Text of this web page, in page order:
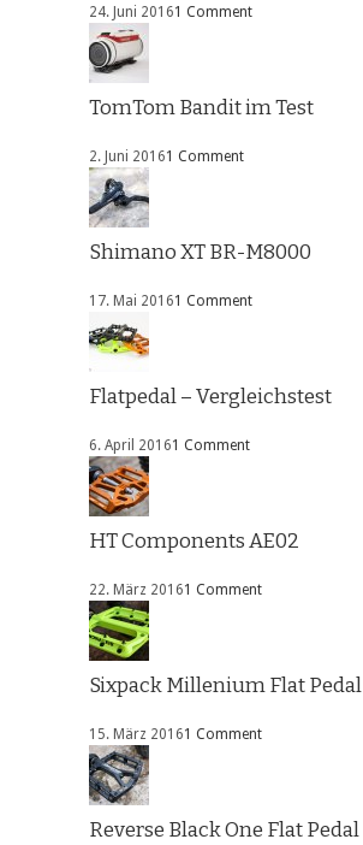
24. Juni 20161 Comment
TomTom Bandit im Test
2. Juni 20161 Comment
Shimano XT BR-M8000
17. Mai 20161 Comment
Flatpedal – Vergleichstest
6. April 20161 Comment
HT Components AE02
22. März 20161 Comment
Sixpack Millenium Flat Pedal
15. März 20161 Comment
Reverse Black One Flat Pedal